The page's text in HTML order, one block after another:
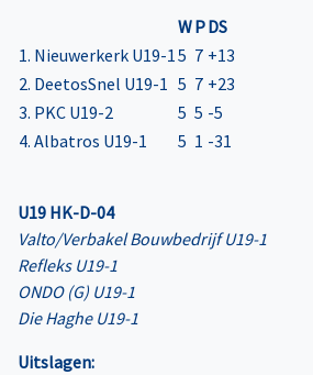
WPDS
1. Nieuwerkerk U19-15 7 +13
2. DeetosSnel U19-1 5 7 +23
3. PKC U19-2
5 5 -5
4. Albatros U19-1
5 1 -31
U19 HK-D-04
Valto/Verbakel Bouwbedrijf U19-1
Refleks U19-1
ONDO (G) U19-1
Die Haghe U19-1
Uitslagen: